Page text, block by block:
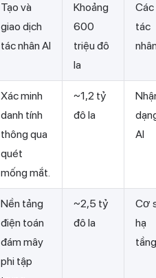
Tạo và
giao dịch
tác nhân AI
Khoảng
600
triệu đô
la
Các
tác
Xác minh
danh tính
thông qua
quét
mống mắt.
~1,2 tỷ
đô la
AI
Nền tảng
điện toán
đám mây
phi tập
~2,5 tỷ
đô la
Cơ
hạ
tầng